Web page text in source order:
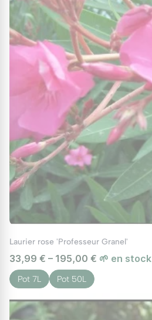
Laurier rose 'Professeur Granel'
33,99 € – 195,00 € 🌱 en stock
Pot 7L Pot 50L